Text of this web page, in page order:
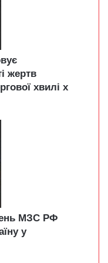
жертв
хвилі х
МЗС РФ
у